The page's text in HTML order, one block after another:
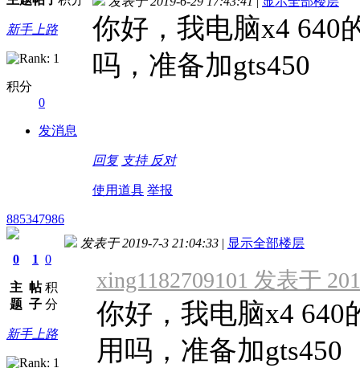
新手上路
积分
0
发消息
你好，我电脑x4 640
吗，准备加gts450
回复 支持 反对
使用道具 举报
885347986
0
主
题
1
帖
子
0
积
分
新手上路
发表于 2019-7-3 21:04:33 | 显示全部楼层
xing1182709101 发表于
你好，我电脑x4 640
用吗，准备加gts450